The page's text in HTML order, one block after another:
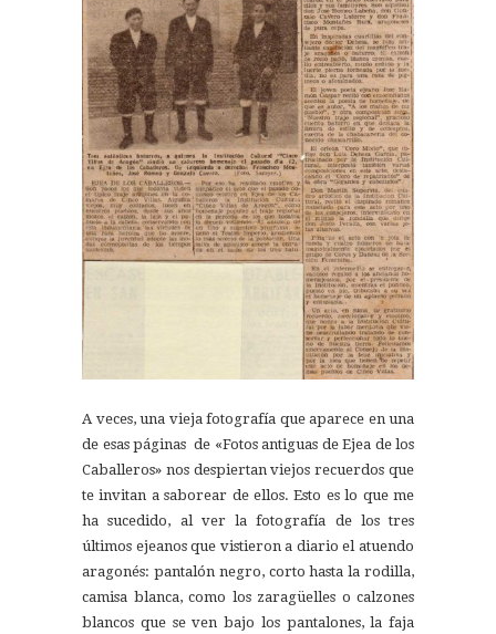
A veces, una vieja fotografía que aparece en una
de esas páginas de «Fotos antiguas de Ejea de los
Caballeros» nos despiertan viejos recuerdos que
te invitan a saborear de ellos. Esto es lo que me
ha sucedido, al ver la fotografía de los tres
últimos ejeanos que vistieron a diario el atuendo
aragonés: pantalón negro, corto hasta la rodilla,
camisa blanca, como los zaragüelles o calzones
blancos que se ven bajo los pantalones, la faja